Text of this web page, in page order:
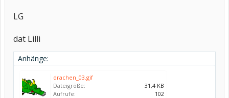
LG
dat Lilli
Anhänge:
drachen_03.gif
Dateigröße:
31,4 KB
Aufrufe:
102